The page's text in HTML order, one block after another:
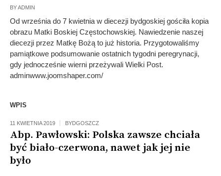
BYADMIN
Od września do 7 kwietnia w diecezji bydgoskiej gościła kopia
obrazu Matki Boskiej Częstochowskiej. Nawiedzenie naszej
diecezji przez Matkę Bożą to już historia. Przygotowaliśmy
pamiątkowe podsumowanie ostatnich tygodni peregrynacji,
gdy jednocześnie wierni przeżywali Wielki Post.
adminwww.joomshaper.com/
WPIS
11 KWIETNIA 2019 BYDGOSZCZ
Abp. Pawłowski: Polska zawsze chciała
być biało-czerwona, nawet jak jej nie
było